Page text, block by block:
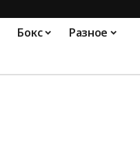
Бокс Разное